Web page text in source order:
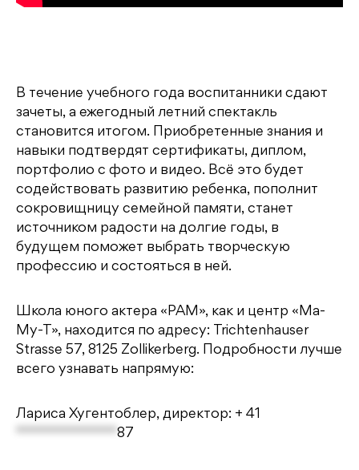
В течение учебного года воспитанники сдают
зачеты, а ежегодный летний спектакль
становится итогом. Приобретенные знания и
навыки подтвердят сертификаты, диплом,
портфолио с фото и видео. Всё это будет
содействовать развитию ребенка, пополнит
сокровищницу семейной памяти, станет
источником радости на долгие годы, в
будущем поможет выбрать творческую
профессию и состояться в ней.
Школа юного актера «РАМ», как и центр «Ма-
Му-Т», находится по адресу: Trichtenhauser
Strasse 57, 8125 Zollikerberg. Подробности лучше
всего узнавать напрямую:
Лариса Хугентоблер, директор: + 41
**************87